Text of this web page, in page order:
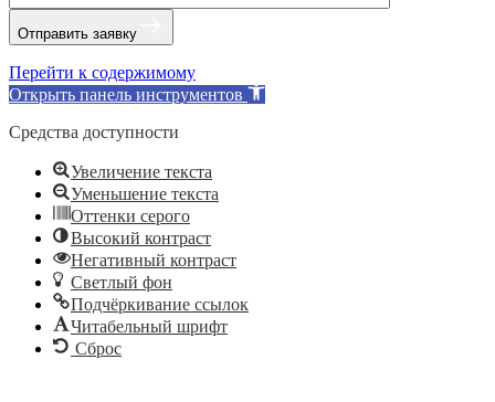
Отправить заявку
Перейти к содержимому
Открыть панель инструментов
Средства доступности
Увеличение текста
Уменьшение текста
Оттенки серого
Высокий контраст
Негативный контраст
Светлый фон
Подчёркивание ссылок
Читабельный шрифт
Сброс